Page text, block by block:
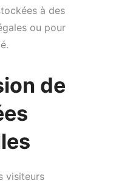
à des
ou pour
de
visiteurs